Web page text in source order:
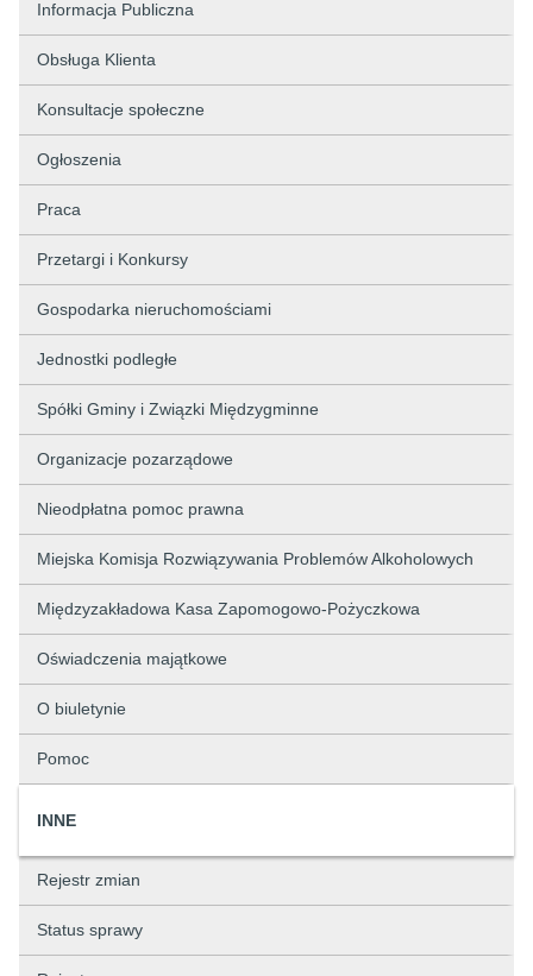
Informacja Publiczna
Obsługa Klienta
Konsultacje społeczne
Ogłoszenia
Praca
Przetargi i Konkursy
Gospodarka nieruchomościami
Jednostki podległe
Spółki Gminy i Związki Międzygminne
Organizacje pozarządowe
Nieodpłatna pomoc prawna
Miejska Komisja Rozwiązywania Problemów Alkoholowych
Międzyzakładowa Kasa Zapomogowo-Pożyczkowa
Oświadczenia majątkowe
O biuletynie
Pomoc
INNE
Rejestr zmian
Status sprawy